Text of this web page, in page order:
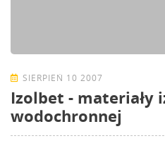
SIERPIEŃ 10 2007
Izolbet - materiały
wodochronnej